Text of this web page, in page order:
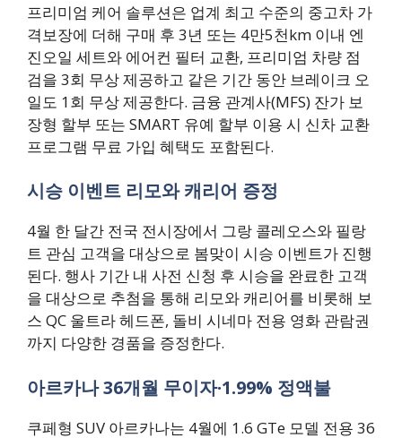
프리미엄 케어 솔루션은 업계 최고 수준의 중고차 가
격보장에 더해 구매 후 3년 또는 4만5천km 이내 엔
진오일 세트와 에어컨 필터 교환, 프리미엄 차량 점
검을 3회 무상 제공하고 같은 기간 동안 브레이크 오
일도 1회 무상 제공한다. 금융 관계사(MFS) 잔가 보
장형 할부 또는 SMART 유예 할부 이용 시 신차 교환
프로그램 무료 가입 혜택도 포함된다.
시승 이벤트 리모와 캐리어 증정
4월 한 달간 전국 전시장에서 그랑 콜레오스와 필랑
트 관심 고객을 대상으로 봄맞이 시승 이벤트가 진행
된다. 행사 기간 내 사전 신청 후 시승을 완료한 고객
을 대상으로 추첨을 통해 리모와 캐리어를 비롯해 보
스 QC 울트라 헤드폰, 돌비 시네마 전용 영화 관람권
까지 다양한 경품을 증정한다.
아르카나 36개월 무이자·1.99% 정액불
쿠페형 SUV 아르카나는 4월에 1.6 GTe 모델 전용 36